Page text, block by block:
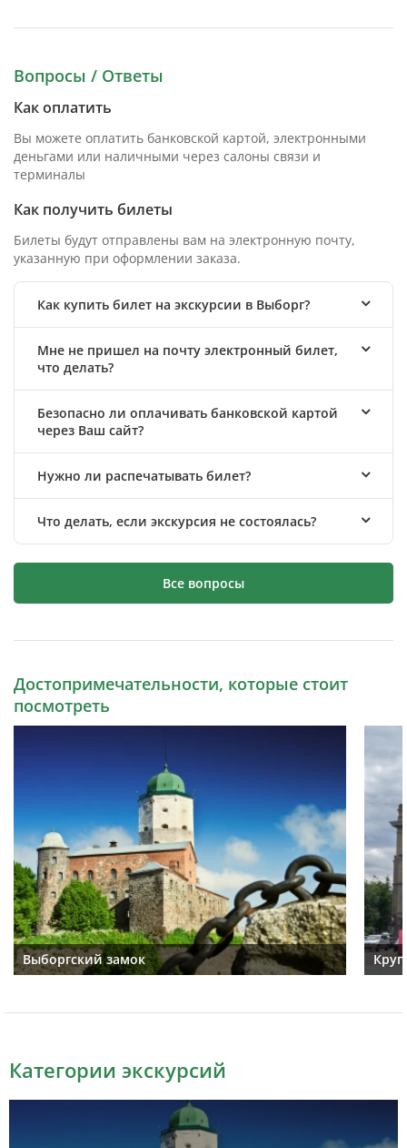
Вопросы / Ответы
Как оплатить
Вы можете оплатить банковской картой, электронными
деньгами или наличными через салоны связи и
терминалы
Как получить билеты
Билеты будут отправлены вам на электронную почту,
указанную при оформлении заказа.
Как купить билет на экскурсии в Выборг?
Мне не пришел на почту электронный билет,
что делать?
Безопасно ли оплачивать банковской картой
через Ваш сайт?
Нужно ли распечатывать билет?
Что делать, если экскурсия не состоялась?
Все вопросы
Достопримечательности, которые стоит
посмотреть
Выборгский замок
Категории экскурсий